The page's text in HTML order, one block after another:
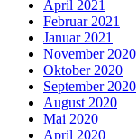
April 2021
Februar 2021
Januar 2021
November 2020
Oktober 2020
September 2020
August 2020
Mai 2020
April 2020